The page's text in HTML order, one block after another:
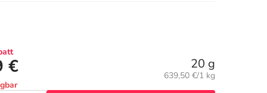
€ 20 g
Grundpreis:
639,50 €/1 kg